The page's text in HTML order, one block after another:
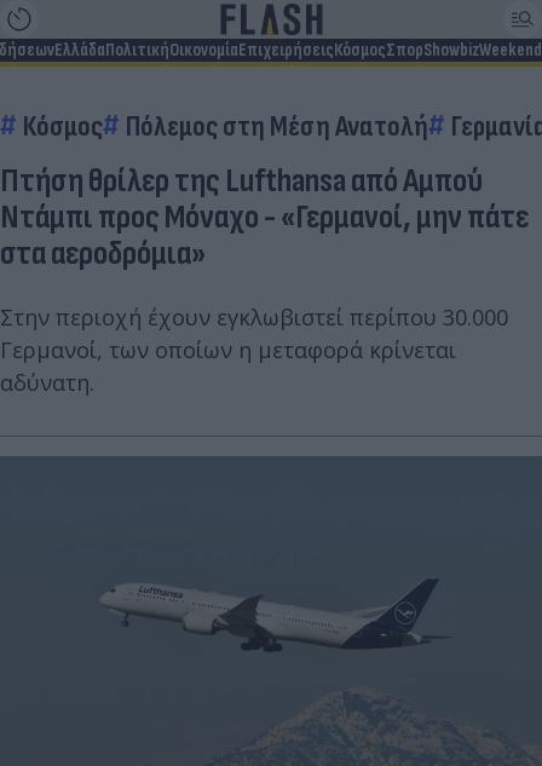
ΕλλάδαΠολιτικήΟικονομίαΕπιχειρήσειςΚόσμοςΣπορShowbizWeekend
Κόσμος Πόλεμος στη Μέση Ανατολή
Πτήση θρίλερ της Lufthansa από Αμπού
Ντάμπι προς Μόναχο - «Γερμανοί, μην πάτε
στα αεροδρόμια»
Στην περιοχή έχουν εγκλωβιστεί περίπου 30.000
Γερμανοί, των οποίων η μεταφορά κρίνεται
αδύνατη.